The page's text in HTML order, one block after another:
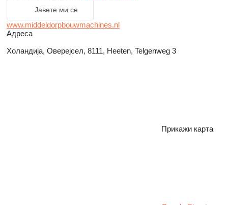
Јавете ми се
www.middeldorpbouwmachines.nl
Адреса
Холандија, Оверејсел, 8111, Heeten, Telgenweg 3
Прикажи карта